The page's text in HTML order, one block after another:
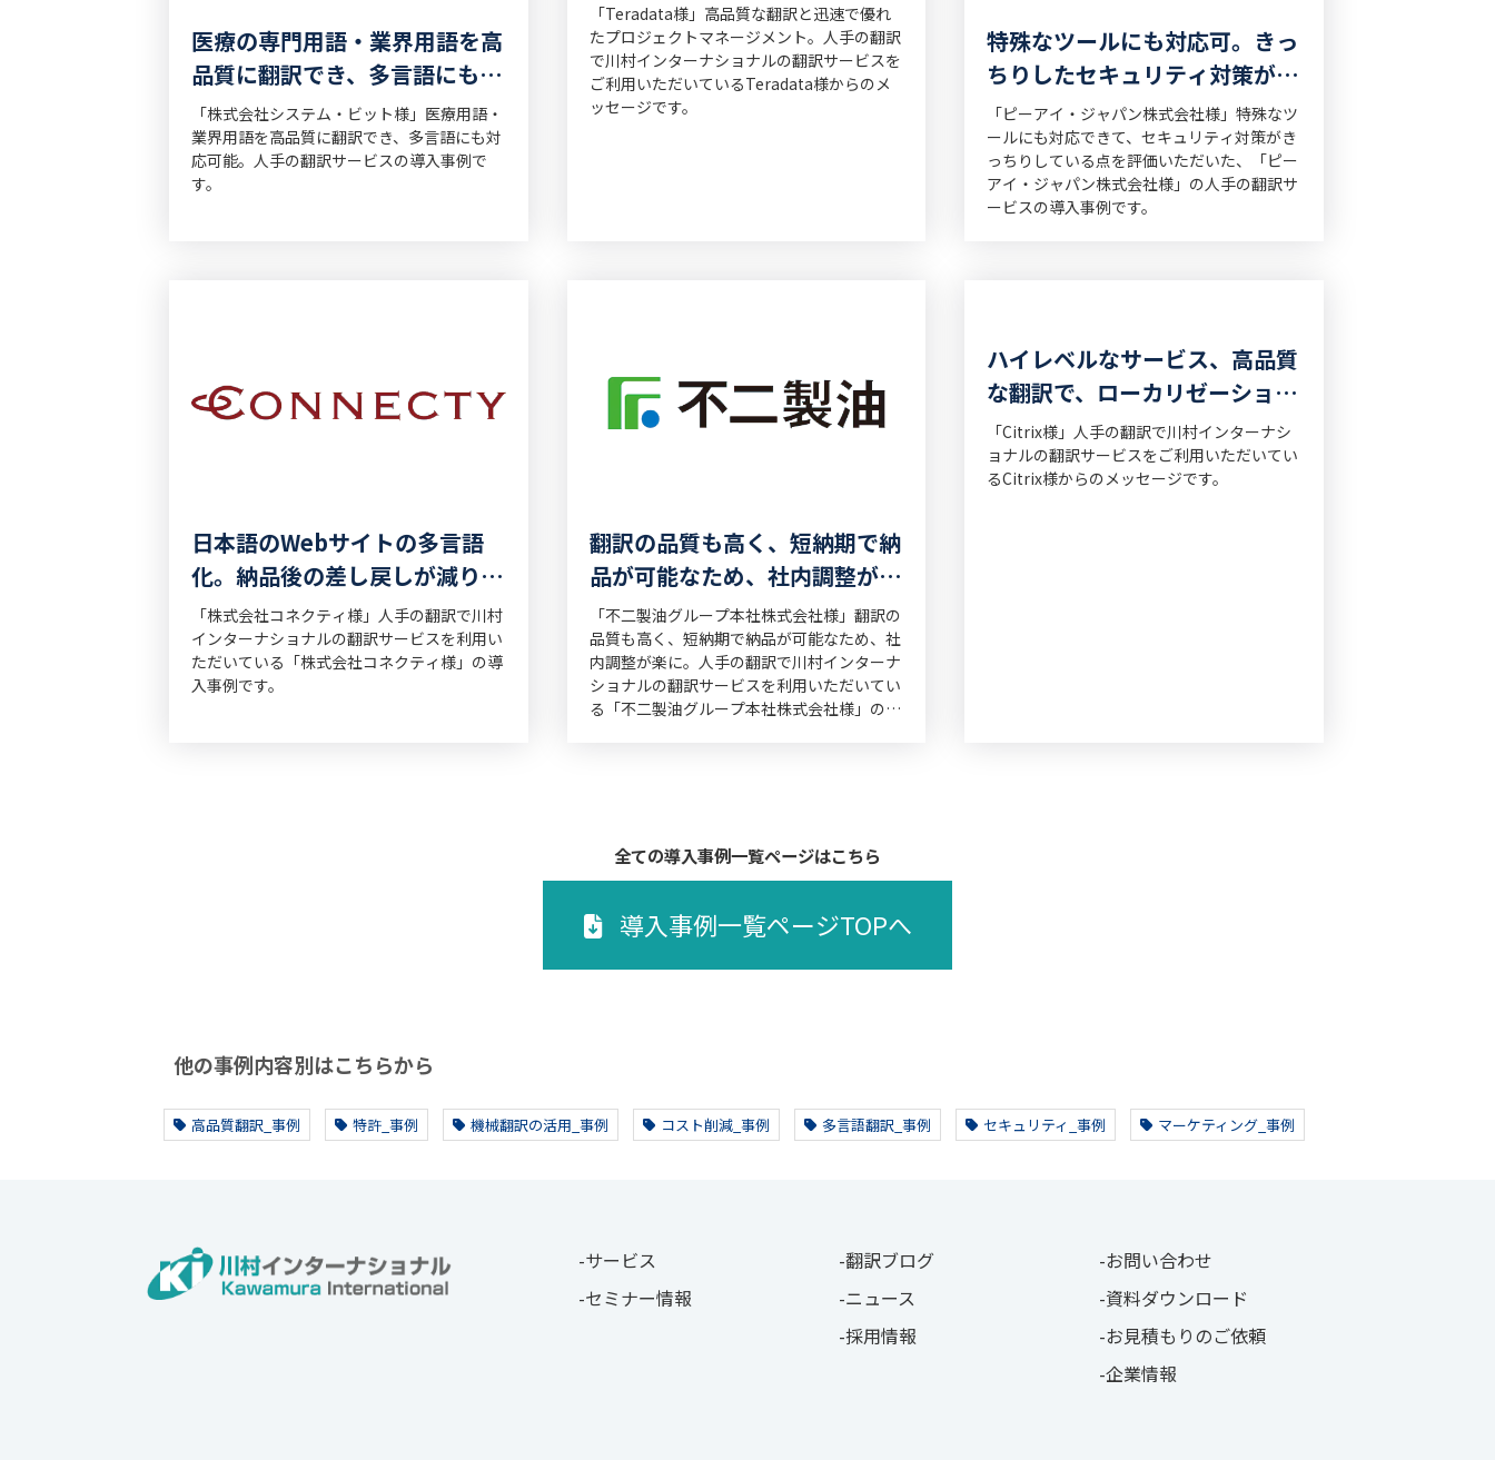
医療の専門用語・業界用語を高
品質に翻訳でき、多言語にも対
応可能
「株式会社システム・ビット様」医療用語・
業界用語を高品質に翻訳でき、多言語にも対
応可能。人手の翻訳サービスの導入事例で
す。
「Teradata様」高品質な翻訳と迅速で優れ
たプロジェクトマネージメント。人手の翻訳
で川村インターナショナルの翻訳サービスを
ご利用いただいているTeradata様からのメ
ッセージです。
特殊なツールにも対応可。きっ
ちりしたセキュリティ対策が決
め手。
「ピーアイ・ジャパン株式会社様」特殊なツ
ールにも対応できて、セキュリティ対策がき
っちりしている点を評価いただいた、「ピー
アイ・ジャパン株式会社様」の人手の翻訳サ
ービスの導入事例です。
日本語のWebサイトの多言語
化。納品後の差し戻しが減り工
数も削減
「株式会社コネクティ様」人手の翻訳で川村
インターナショナルの翻訳サービスを利用い
ただいている「株式会社コネクティ様」の導
入事例です。
翻訳の品質も高く、短納期で納
品が可能なため、社内調整が楽
に
「不二製油グループ本社株式会社様」翻訳の
品質も高く、短納期で納品が可能なため、社
内調整が楽に。人手の翻訳で川村インターナ
ショナルの翻訳サービスを利用いただいてい
る「不二製油グループ本社株式会社様」の導
ハイレベルなサービス、高品質
な翻訳で、ローカリゼーション
をフルサポート
「Citrix様」人手の翻訳で川村インターナシ
ョナルの翻訳サービスをご利用いただいてい
るCitrix様からのメッセージです。
全ての導入事例一覧ページはこちら
導入事例一覧ページTOPへ
他の事例内容別はこちらから
高品質翻訳_事例 特許_事例 機械翻訳の活用_事例 コスト削減_事例 多言語翻訳_事例 セキュリティ_事例 マーケティング_事例
サービス
セミナー情報
翻訳ブログ
ニュース
採用情報
お問い合わせ
資料ダウンロード
お見積もりのご依頼
企業情報